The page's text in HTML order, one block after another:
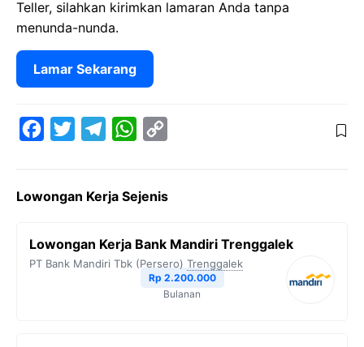
Teller, silahkan kirimkan lamaran Anda tanpa
menunda-nunda.
Lamar Sekarang
e
o
t
e
e
r
W
t
A
y
n
k
Lowongan Kerja Sejenis
Lowongan Kerja Bank Mandiri Trenggalek
PT Bank Mandiri Tbk (Persero) Trenggalek
Rp 2.200.000
Bulanan